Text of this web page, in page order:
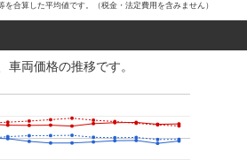
合算した平均値です。（税金・法定費用を含みません）
両価格の推移です。